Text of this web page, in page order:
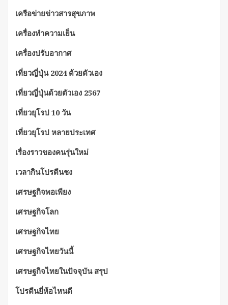
เครือข่ายข่าวสารสุขภาพ
เครื่องทำความเย็น
เครื่องปรับอากาศ
เที่ยวญี่ปุ่น 2024 ด้วยตัวเอง
เที่ยวญี่ปุ่นด้วยตัวเอง 2567
เที่ยวยุโรป 10 วัน
เที่ยวยุโรป หลายประเทศ
เรื่องราวของคนรุ่นใหม่
เวลากินโปรตีนชง
เศรษฐกิจพอเพียง
เศรษฐกิจโลก
เศรษฐกิจไทย
เศรษฐกิจไทยวันนี้
เศรษฐกิจไทยในปัจจุบัน สรุป
โปรตีนยี่ห้อไหนดี